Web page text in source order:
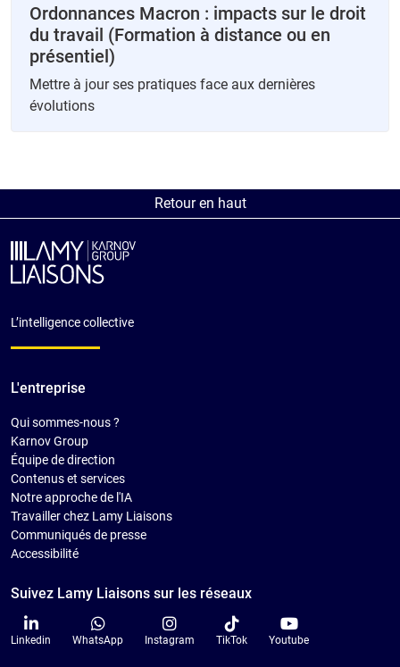
Ordonnances Macron : impacts sur le droit
du travail (Formation à distance ou en
présentiel)
Mettre à jour ses pratiques face aux dernières
évolutions
Retour en haut
L’intelligence collective
L'entreprise
Qui sommes-nous ?
Karnov Group
Équipe de direction
Contenus et services
Notre approche de l'IA
Travailler chez Lamy Liaisons
Communiqués de presse
Accessibilité
Suivez Lamy Liaisons sur les réseaux
Linkedin WhatsApp Instagram TikTok Youtube